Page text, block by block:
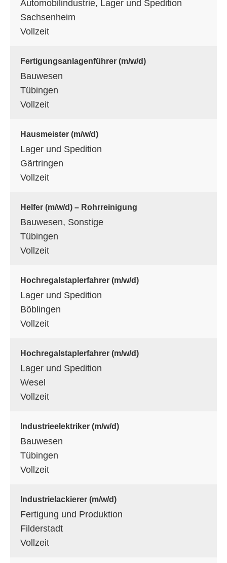
Industrielackierer (m/w/d)
Fertigung und Produktion
Filderstadt
Vollzeit
Industrieelektriker (m/w/d)
Bauwesen
Tübingen
Vollzeit
Hochregalstaplerfahrer (m/w/d)
Lager und Spedition
Böblingen
Vollzeit
Hochregalstaplerfahrer (m/w/d)
Lager und Spedition
Wesel
Vollzeit
Helfer (m/w/d) – Rohrreinigung
Bauwesen, Sonstige
Tübingen
Vollzeit
Hausmeister (m/w/d)
Lager und Spedition
Gärtringen
Vollzeit
Fertigungsanlagenführer (m/w/d)
Bauwesen
Tübingen
Vollzeit
Automobilindustrie, Lager und Spedition
Sachsenheim
Vollzeit